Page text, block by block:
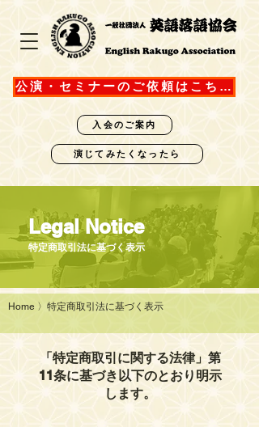
公演・セミナーのご依頼はこちら
入会のご案内
演じてみたくなったら
​Legal Notice
特定商取引法に基づく表示
Home 〉特定商取引法に基づく表示
「特定商取引に関する法律」第
11条に基づき以下のとおり明示
します。